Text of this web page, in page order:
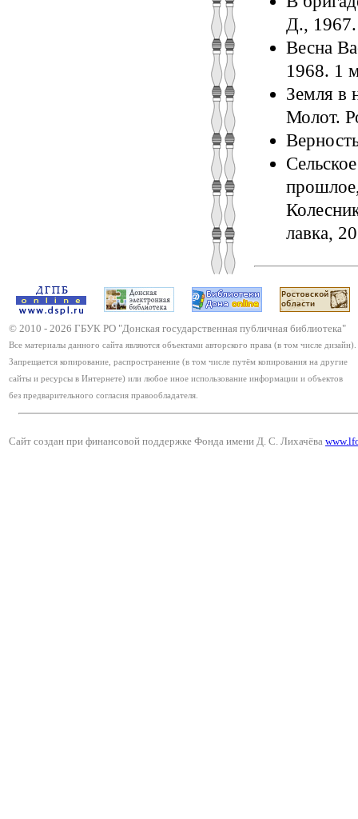
Д.,
Весна
1968. 1
Земля в
Молот.
лавка,
© 2010 - 2026 ГБУК РО "Донская государственная публичная библиотека"
Все материалы данного сайта являются объектами авторского права (в том числе дизайн).
Запрещается копирование, распространение (в том числе путём копирования на другие
сайты и ресурсы в Интернете) или любое иное использование информации и объектов
без предварительного согласия правообладателя.
Сайт создан при финансовой поддержке Фонда имени Д. С. Лихачёва